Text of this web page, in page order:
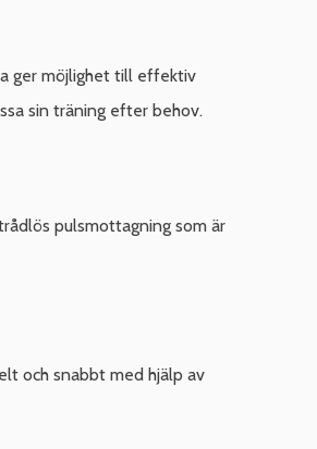
ger möjlighet till effektiv
sin träning efter behov.
pulsmottagning som är
och snabbt med hjälp av